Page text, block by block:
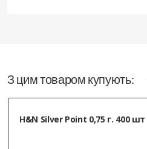
З цим товаром купують:
H&N Silver Point 0,75 г. 400 шт